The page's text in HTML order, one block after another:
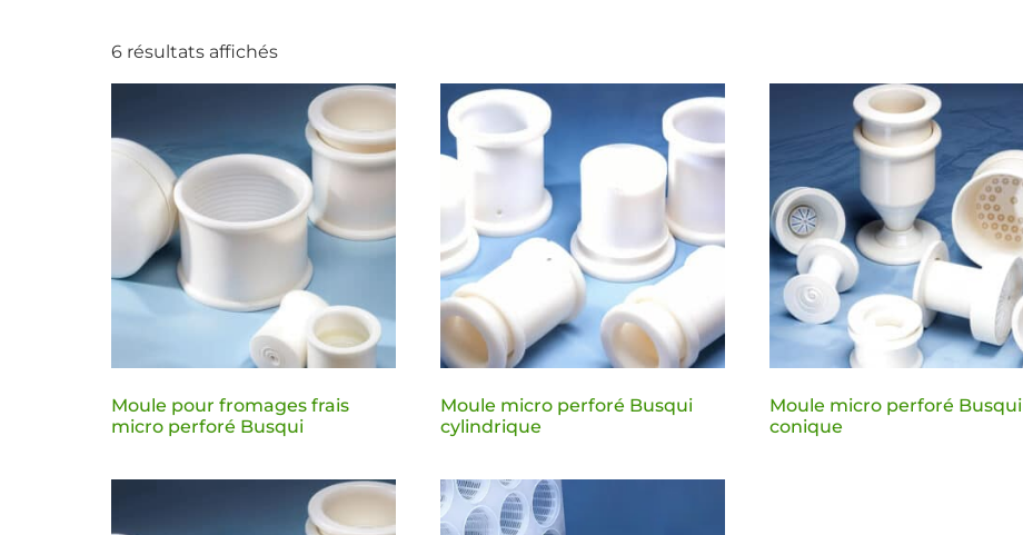
6 résultats affichés
Moule pour fromages frais
micro perforé Busqui
Moule micro perforé Busqui
cylindrique
Moule micro perforé Busqui
conique